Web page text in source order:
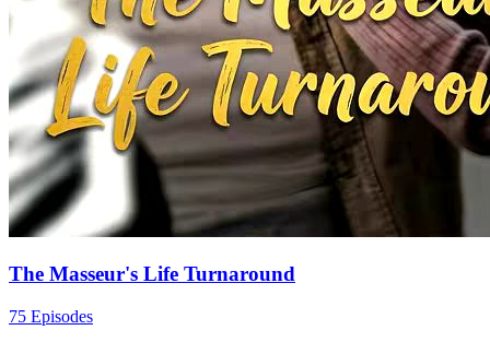
The Masseur's Life Turnaround
75 Episodes